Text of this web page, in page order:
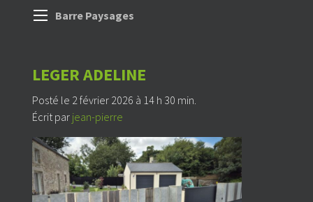
Barre Paysages
LEGER ADELINE
Posté le 2 février 2026 à 14 h 30 min.
Écrit par jean-pierre